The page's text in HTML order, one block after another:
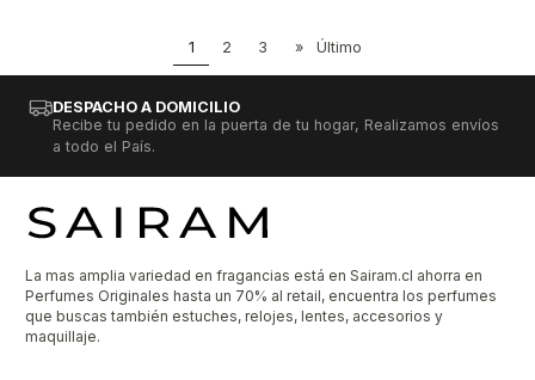
1 2 3 » Último
DESPACHO A DOMICILIO
Recibe tu pedido en la puerta de tu hogar, Realizamos envíos
a todo el País.
La mas amplia variedad en fragancias está en Sairam.cl ahorra en
Perfumes Originales hasta un 70% al retail, encuentra los perfumes
que buscas también estuches, relojes, lentes, accesorios y
maquillaje.